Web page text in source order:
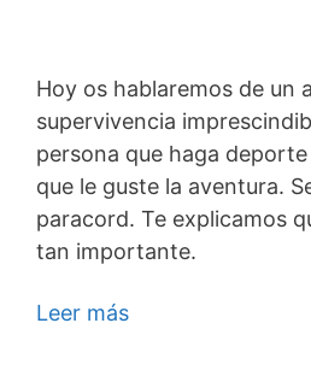
Hoy os hablaremos de un
supervivencia
persona que haga
que le guste la aventura.
paracord. Te explicamos
tan importante.
Leer más